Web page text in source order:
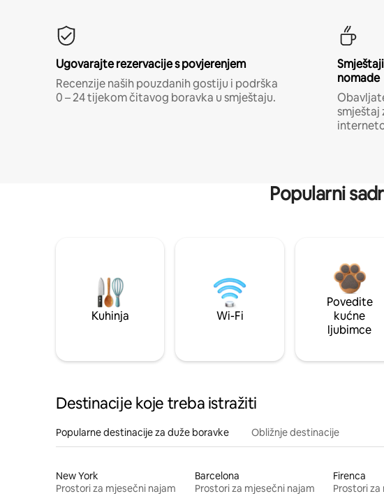
Ugovarajte rezervacije s povjerenjem
Recenzije naših pouzdanih gostiju i podrška
0 – 24 tijekom čitavog boravka u smještaju.
nomade
smještaj
Popularni
Kuhinja Wi-Fi
Povedite
kućne
ljubimce
Destinacije koje treba istražiti
Popularne destinacije za duže boravke Obližnje destinacije
New York
Prostori za mjesečni najam
Barcelona
Prostori za mjesečni najam
Firenca
Prostori za